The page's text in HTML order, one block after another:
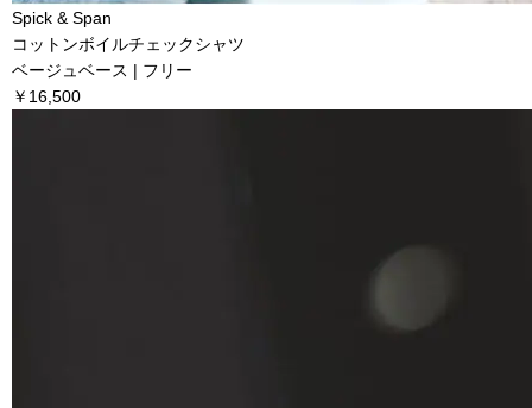
Spick & Span
コットンボイルチェックシャツ
ベージュベース | フリー
￥16,500